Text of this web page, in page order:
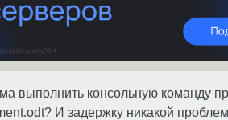
выполнить консольную команду
И задержку никакой